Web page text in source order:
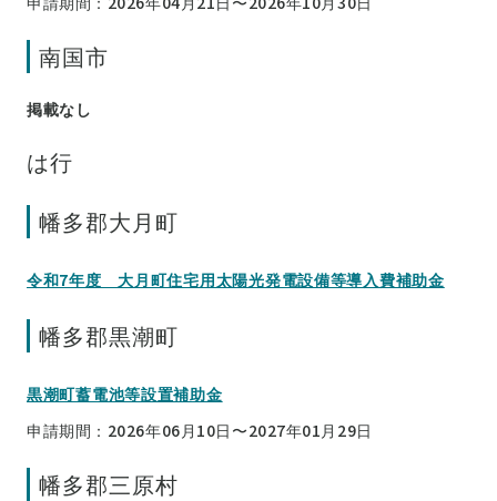
南国市
掲載なし
は行
幡多郡大月町
令和7年度 大月町住宅用太陽光発電設備等導入費補助金
幡多郡黒潮町
黒潮町蓄電池等設置補助金
申請期間：2026年06月10日〜2027年01月29日
幡多郡三原村